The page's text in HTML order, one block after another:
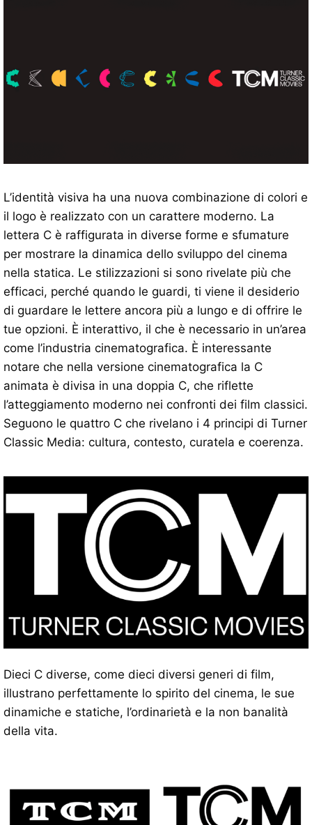
L’identità visiva ha una nuova combinazione di colori e
il logo è realizzato con un carattere moderno. La
lettera C è raffigurata in diverse forme e sfumature
per mostrare la dinamica dello sviluppo del cinema
nella statica. Le stilizzazioni si sono rivelate più che
efficaci, perché quando le guardi, ti viene il desiderio
di guardare le lettere ancora più a lungo e di offrire le
tue opzioni. È interattivo, il che è necessario in un’area
come l’industria cinematografica. È interessante
notare che nella versione cinematografica la C
animata è divisa in una doppia C, che riflette
l’atteggiamento moderno nei confronti dei film classici.
Seguono le quattro C che rivelano i 4 principi di Turner
Classic Media: cultura, contesto, curatela e coerenza.
Dieci C diverse, come dieci diversi generi di film,
illustrano perfettamente lo spirito del cinema, le sue
dinamiche e statiche, l’ordinarietà e la non banalità
della vita.